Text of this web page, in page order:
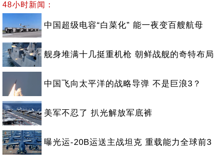
48小时新闻：
中国超级电容“白菜化” 能一夜变百艘航母
舰身堆满十几挺重机枪 朝鲜战舰的奇特布局
中国飞向太平洋的战略导弹 不是巨浪3？
美军不忍了 扒光解放军底裤
曝光运-20B运送主战坦克 重载能力全球前3